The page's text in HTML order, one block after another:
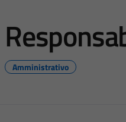
Amministrativo